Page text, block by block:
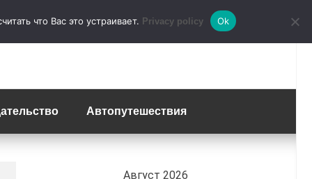
Автопутешествия
Август 2026
что Вас это устраивает. Privacy policy Ok